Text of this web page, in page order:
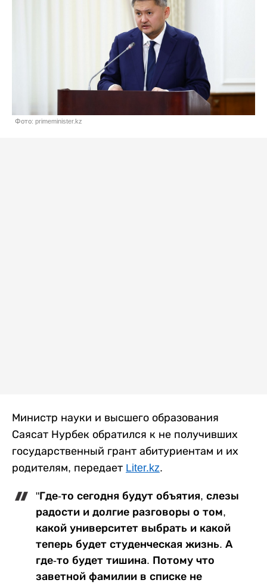
Фото: primeminister.kz
Министр науки и высшего образования
Саясат Нурбек обратился к не получивших
государственный грант абитуриентам и их
родителям, передает Liter.kz.
"Где-то сегодня будут объятия, слезы
радости и долгие разговоры о том,
какой университет выбрать и какой
теперь будет студенческая жизнь. А
где-то будет тишина. Потому что
заветной фамилии в списке не